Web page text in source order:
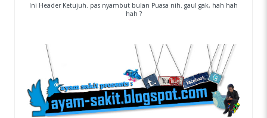
Ini Header Ketujuh. pas nyambut bulan Puasa nih. gaul gak, hah hah
hah ?